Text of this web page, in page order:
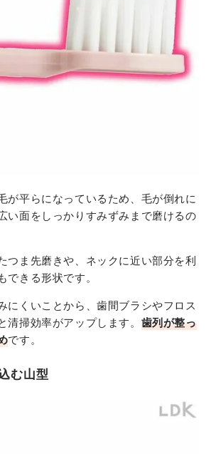
が平らになっているため、毛が倒れに
い面をしっかりすみずみまで磨けるの
つま先磨きや、ネックに近い部分を利
できる形状です。
にくいことから、歯間ブラシやフロス
清掃効率がアップします。 歯列が整っ
です。
む山型